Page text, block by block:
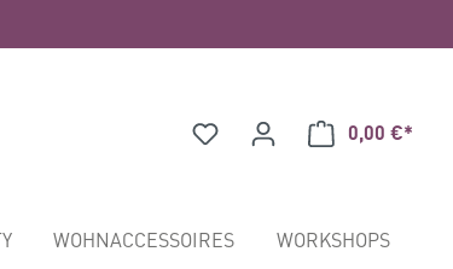
0,00 €*
WOHNACCESSOIRES WORKSHOPS